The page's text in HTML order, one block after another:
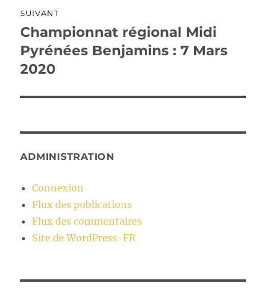
SUIVANT
Publication
suivante :
Championnat régional Midi
Pyrénées Benjamins : 7 Mars
2020
ADMINISTRATION
Connexion
Flux des publications
Flux des commentaires
Site de WordPress-FR